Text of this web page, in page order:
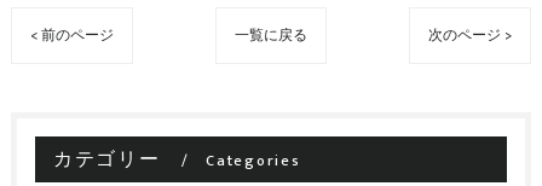
< 前のページ 一覧に戻る 次のページ >
カテゴリー Categories